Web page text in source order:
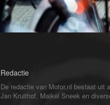
Redactie
De redactie van Motor.nl bestaat uit
Jan Kruithof, Maikel Sneek en